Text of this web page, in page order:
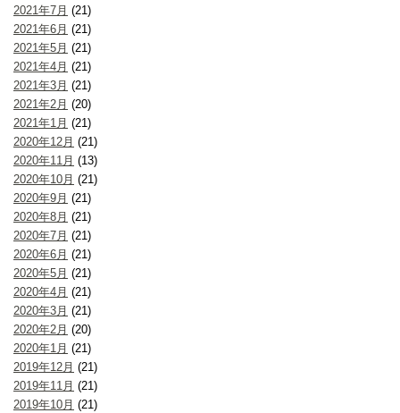
2021年7月 (21)
2021年6月 (21)
2021年5月 (21)
2021年4月 (21)
2021年3月 (21)
2021年2月 (20)
2021年1月 (21)
2020年12月 (21)
2020年11月 (13)
2020年10月 (21)
2020年9月 (21)
2020年8月 (21)
2020年7月 (21)
2020年6月 (21)
2020年5月 (21)
2020年4月 (21)
2020年3月 (21)
2020年2月 (20)
2020年1月 (21)
2019年12月 (21)
2019年11月 (21)
2019年10月 (21)